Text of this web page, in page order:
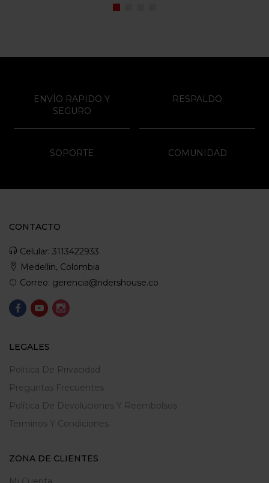
ENVÍO RAPIDO Y
SEGURO
RESPALDO
SOPORTE COMUNIDAD
CONTACTO
Celular: 3113422933
Medellin, Colombia
Correo: gerencia@ridershouse.co
LEGALES
Politica De Privacidad
Preguntas Frecuentes
Política De Devoluciones Y Reembolsos
Terminos Y Condiciones
ZONA DE CLIENTES